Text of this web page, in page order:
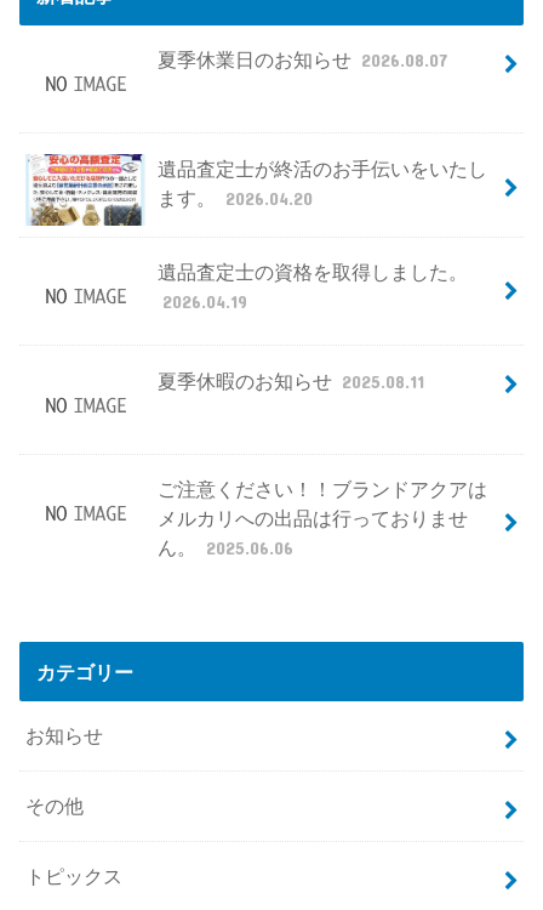
夏季休業日のお知らせ 2026.08.07
遺品査定士が終活のお手伝いをいたし
ます。
2026.04.20
遺品査定士の資格を取得しました。
2026.04.19
夏季休暇のお知らせ 2025.08.11
ご注意ください！！ブランドアクアは
メルカリへの出品は行っておりませ
ん。
2025.06.06
カテゴリー
お知らせ
その他
トピックス